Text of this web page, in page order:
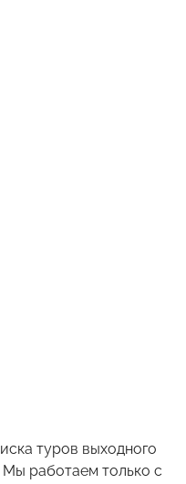
туров выходного
Мы работаем только с